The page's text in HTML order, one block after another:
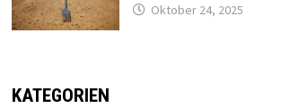
Oktober 24, 2025
KATEGORIEN